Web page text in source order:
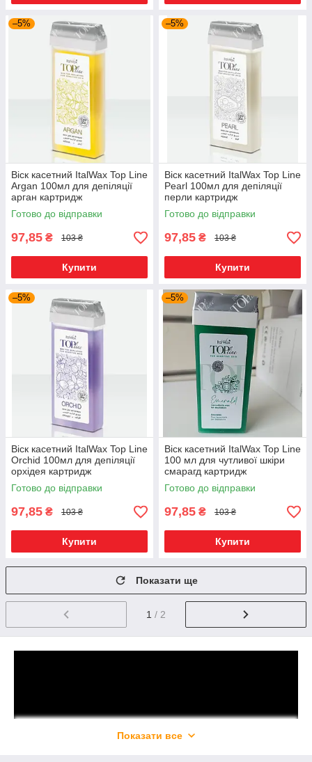
–5%
Віск касетний ItalWax Top Line
Argan 100мл для депіляції
арган картридж
Готово до відправки
97,85 ₴ 103 ₴
Купити
–5%
Віск касетний ItalWax Top Line
Pearl 100мл для депіляції
перли картридж
Готово до відправки
97,85 ₴ 103 ₴
Купити
–5%
Віск касетний ItalWax Top Line
Orchid 100мл для депіляції
орхідея картридж
Готово до відправки
97,85 ₴ 103 ₴
Купити
–5%
Віск касетний ItalWax Top Line
100 мл для чутливої шкіри
смарагд картридж
Готово до відправки
97,85 ₴ 103 ₴
Купити
Показати ще
1 / 2
Показати все